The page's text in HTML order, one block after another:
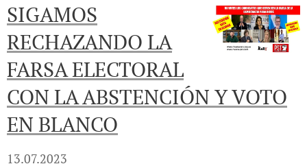
SIGAMOS
RECHAZANDO LA
FARSA ELECTORAL
CON LA ABSTENCIÓN Y VOTO
EN BLANCO
13.07.2023